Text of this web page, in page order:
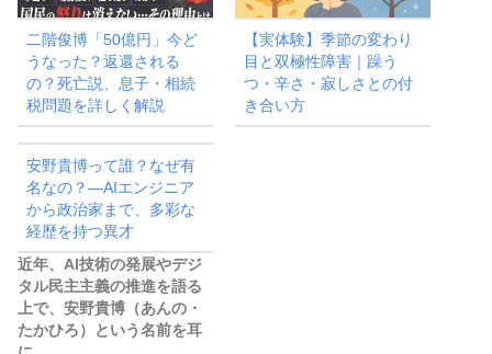
二階俊博「50億円」今ど
うなった？返還される
の？死亡説、息子・相続
税問題を詳しく解説
【実体験】季節の変わり
目と双極性障害｜躁う
つ・辛さ・寂しさとの付
き合い方
安野貴博って誰？なぜ有
名なの？—AIエンジニア
から政治家まで、多彩な
経歴を持つ異才
近年、AI技術の発展やデジ
タル民主主義の推進を語る
上で、安野貴博（あんの・
たかひろ）という名前を耳